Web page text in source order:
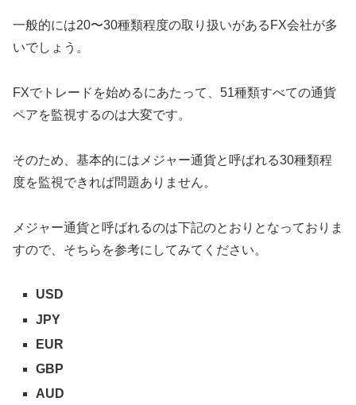
一般的には20〜30種類程度の取り扱いがあるFX会社が多
いでしょう。
FXでトレードを始めるにあたって、51種類すべての通貨
ペアを監視するのは大変です。
そのため、基本的にはメジャー通貨と呼ばれる30種類程
度を監視できれば問題ありません。
メジャー通貨と呼ばれるのは下記のとおりとなっておりま
すので、そちらを参考にしてみてください。
USD
JPY
EUR
GBP
AUD